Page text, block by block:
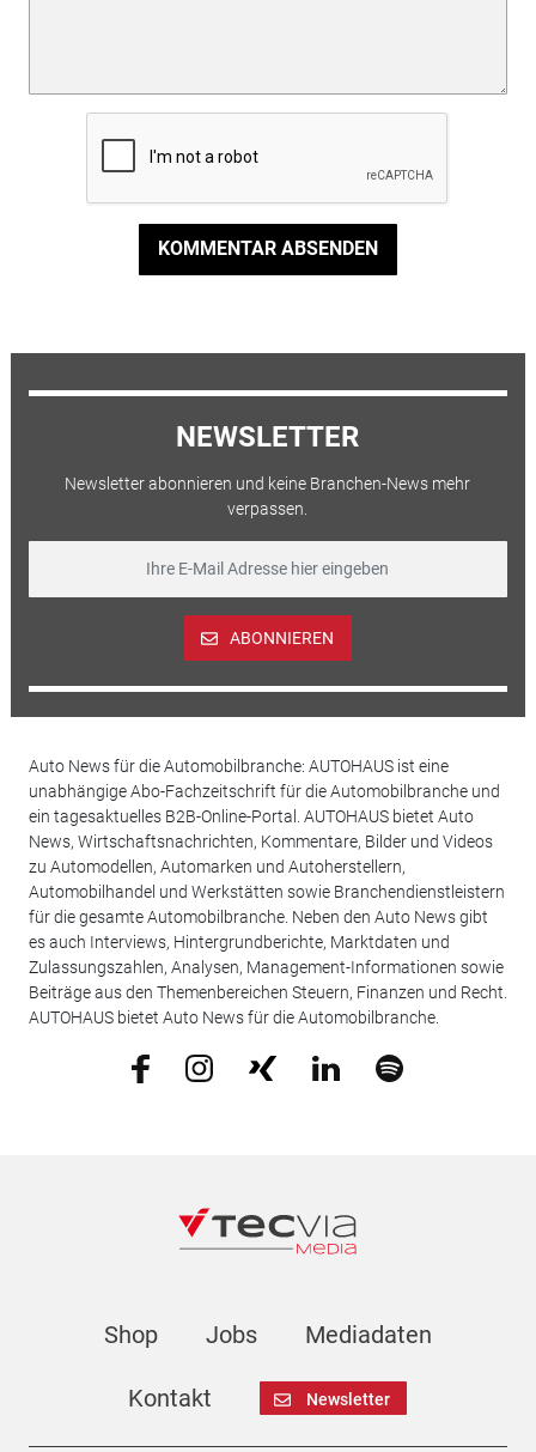
KOMMENTAR ABSENDEN
NEWSLETTER
Newsletter abonnieren und keine Branchen-News mehr
verpassen.
ABONNIEREN
Auto News für die Automobilbranche: AUTOHAUS ist eine
unabhängige Abo-Fachzeitschrift für die Automobilbranche und
ein tagesaktuelles B2B-Online-Portal. AUTOHAUS bietet Auto
News, Wirtschaftsnachrichten, Kommentare, Bilder und Videos
zu Automodellen, Automarken und Autoherstellern,
Automobilhandel und Werkstätten sowie Branchendienstleistern
für die gesamte Automobilbranche. Neben den Auto News gibt
es auch Interviews, Hintergrundberichte, Marktdaten und
Zulassungszahlen, Analysen, Management-Informationen sowie
Beiträge aus den Themenbereichen Steuern, Finanzen und Recht.
AUTOHAUS bietet Auto News für die Automobilbranche.
Shop Jobs Mediadaten
Kontakt Newsletter